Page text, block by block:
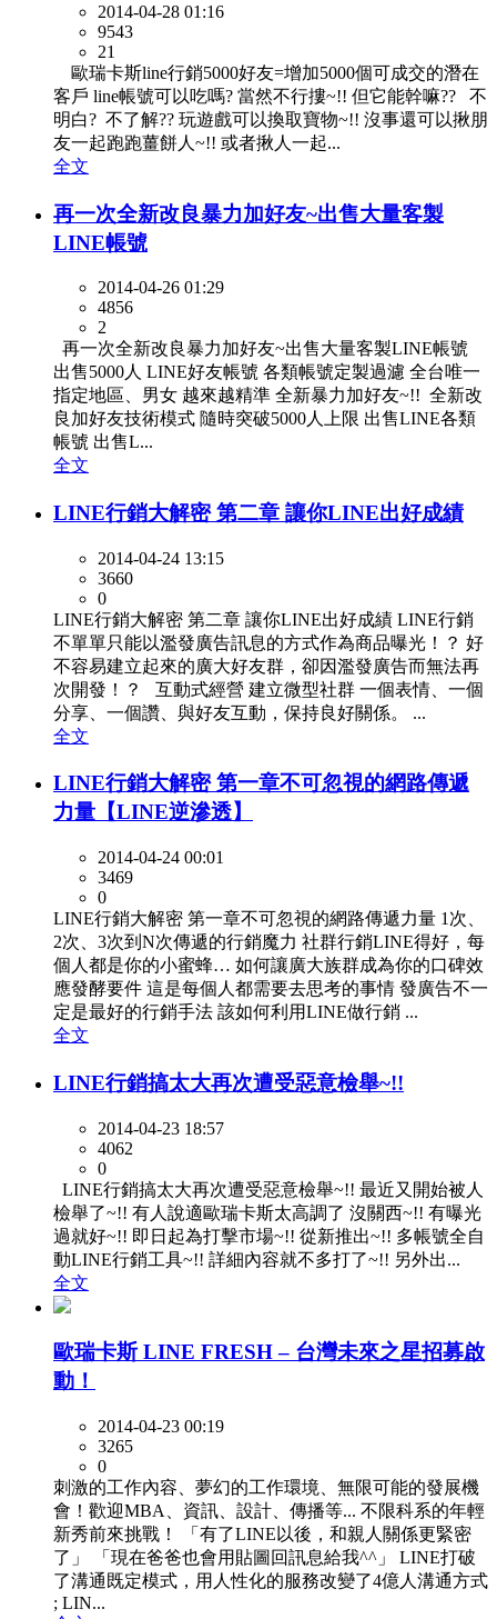
2014-04-28 01:16
9543
21
歐瑞卡斯line行銷5000好友=增加5000個可成交的潛在
客戶 line帳號可以吃嗎? 當然不行摟~!! 但它能幹嘛?? 不
明白? 不了解?? 玩遊戲可以換取寶物~!! 沒事還可以揪朋
友一起跑跑薑餅人~!! 或者揪人一起...
全文
再一次全新改良暴力加好友~出售大量客製
LINE帳號
2014-04-26 01:29
4856
2
再一次全新改良暴力加好友~出售大量客製LINE帳號
出售5000人 LINE好友帳號 各類帳號定製過濾 全台唯一
指定地區、男女 越來越精準 全新暴力加好友~!! 全新改
良加好友技術模式 隨時突破5000人上限 出售LINE各類
帳號 出售L...
全文
LINE行銷大解密 第二章 讓你LINE出好成績
2014-04-24 13:15
3660
0
LINE行銷大解密 第二章 讓你LINE出好成績 LINE行銷
不單單只能以濫發廣告訊息的方式作為商品曝光！？ 好
不容易建立起來的廣大好友群，卻因濫發廣告而無法再
次開發！？ 互動式經營 建立微型社群 一個表情、一個
分享、一個讚、與好友互動，保持良好關係。 ...
全文
LINE行銷大解密 第一章不可忽視的網路傳遞
力量【LINE逆滲透】
2014-04-24 00:01
3469
0
LINE行銷大解密 第一章不可忽視的網路傳遞力量 1次、
2次、3次到N次傳遞的行銷魔力 社群行銷LINE得好，每
個人都是你的小蜜蜂… 如何讓廣大族群成為你的口碑效
應發酵要件 這是每個人都需要去思考的事情 發廣告不一
定是最好的行銷手法 該如何利用LINE做行銷 ...
全文
LINE行銷搞太大再次遭受惡意檢舉~!!
2014-04-23 18:57
4062
0
LINE行銷搞太大再次遭受惡意檢舉~!! 最近又開始被人
檢舉了~!! 有人說適歐瑞卡斯太高調了 沒關西~!! 有曝光
過就好~!! 即日起為打擊市場~!! 從新推出~!! 多帳號全自
動LINE行銷工具~!! 詳細內容就不多打了~!! 另外出...
全文
歐瑞卡斯 LINE FRESH – 台灣未來之星招募啟
動！
2014-04-23 00:19
3265
0
刺激的工作內容、夢幻的工作環境、無限可能的發展機
會！歡迎MBA、資訊、設計、傳播等... 不限科系的年輕
新秀前來挑戰！ 「有了LINE以後，和親人關係更緊密
了」 「現在爸爸也會用貼圖回訊息給我^^」 LINE打破
了溝通既定模式，用人性化的服務改變了4億人溝通方式
; LIN...